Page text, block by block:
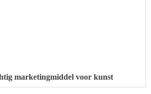
marketingmiddel voor kunst